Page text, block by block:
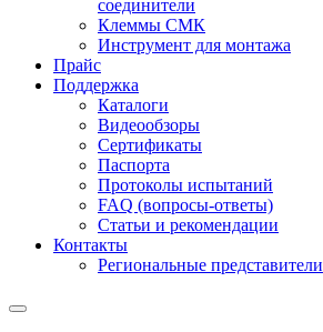
соединители
Клеммы СМК
Инструмент для монтажа
Прайс
Поддержка
Каталоги
Видеообзоры
Сертификаты
Паспорта
Протоколы испытаний
FAQ (вопросы-ответы)
Статьи и рекомендации
Контакты
Региональные представители